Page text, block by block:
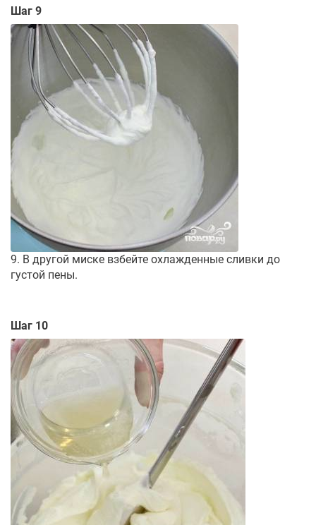
Шаг 9
9. В другой миске взбейте охлажденные сливки до
густой пены.
Шаг 10